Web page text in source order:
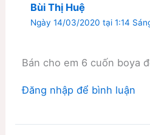
Bùi Thị Huệ
Ngày 14/03/2020 tại 1:14
Bán cho em 6 cuốn boya
Đăng nhập để bình luận